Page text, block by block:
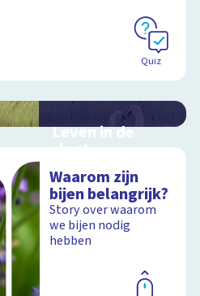
Quiz
Leven in de
sloot
schoolplaat over het
slootleven
Waarom zijn
bijen belangrijk?
Story over waarom
we bijen nodig
hebben